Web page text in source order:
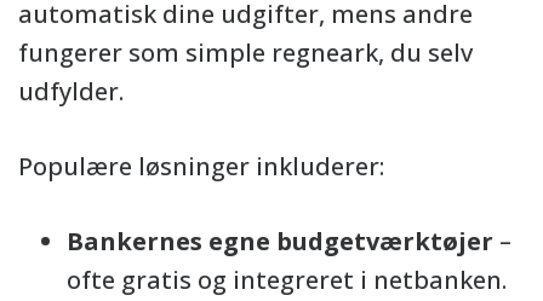
automatisk dine udgifter, mens andre
fungerer som simple regneark, du selv
udfylder.
Populære løsninger inkluderer:
Bankernes egne budgetværktøjer –
ofte gratis og integreret i netbanken.